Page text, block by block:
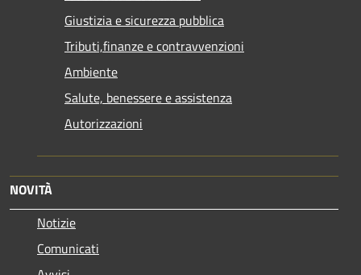
Giustizia e sicurezza pubblica
Tributi,finanze e contravvenzioni
Ambiente
Salute, benessere e assistenza
Autorizzazioni
NOVITÀ
Notizie
Comunicati